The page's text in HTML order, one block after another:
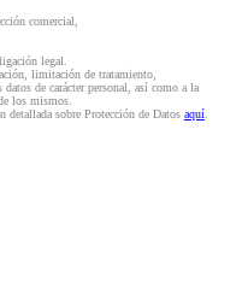
comercial,
legal.
limitación de tratamiento,
de carácter personal, así como a la
los mismos.
detallada sobre Protección de Datos aquí.